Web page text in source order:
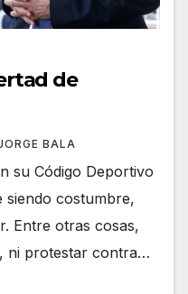
de
BALA
su Código Deportivo
siendo costumbre,
Entre otras cosas,
ni protestar contra…